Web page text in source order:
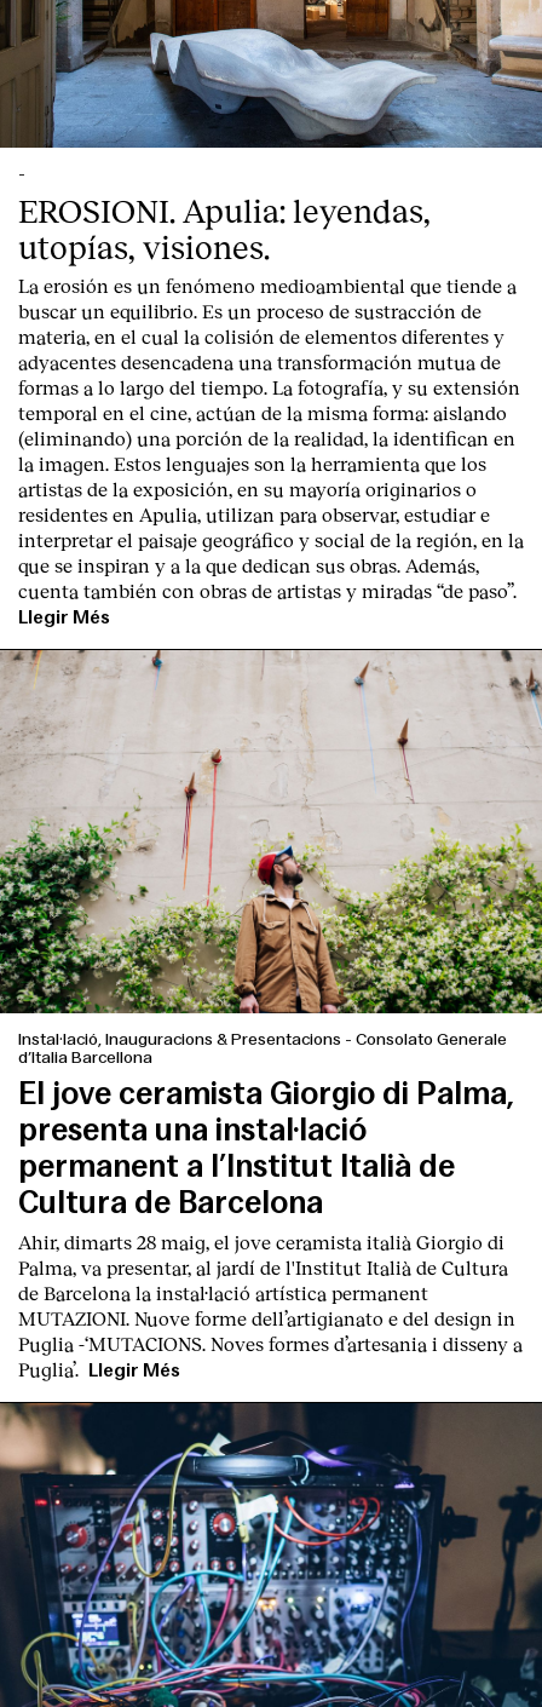
-
EROSIONI. Apulia: leyendas,
utopías, visiones.
La erosión es un fenómeno medioambiental que tiende a
buscar un equilibrio. Es un proceso de sustracción de
materia, en el cual la colisión de elementos diferentes y
adyacentes desencadena una transformación mutua de
formas a lo largo del tiempo. La fotografía, y su extensión
temporal en el cine, actúan de la misma forma: aislando
(eliminando) una porción de la realidad, la identifican en
la imagen. Estos lenguajes son la herramienta que los
artistas de la exposición, en su mayoría originarios o
residentes en Apulia, utilizan para observar, estudiar e
interpretar el paisaje geográfico y social de la región, en la
que se inspiran y a la que dedican sus obras. Además,
cuenta también con obras de artistas y miradas “de paso”.
Llegir Més
Instal·lació, Inauguracions & Presentacions - Consolato Generale
d’Italia Barcellona
El jove ceramista Giorgio di Palma,
presenta una instal·lació
permanent a l’Institut Italià de
Cultura de Barcelona
Ahir, dimarts 28 maig, el jove ceramista italià Giorgio di
Palma , va presentar, al jardí de l'Institut Italià de Cultura
de Barcelona la instal·lació artística permanent
MUTAZIONI. Nuove forme dell’artigianato e del design in
Puglia -‘MUTACIONS. Noves formes d’artesania i disseny a
Puglia’.
Llegir Més